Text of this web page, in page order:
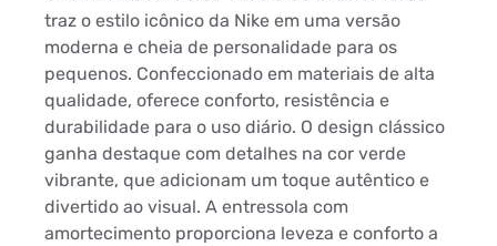
traz o estilo icônico da Nike em uma versão
moderna e cheia de personalidade para os
pequenos. Confeccionado em materiais de alta
qualidade, oferece conforto, resistência e
durabilidade para o uso diário. O design clássico
ganha destaque com detalhes na cor verde
vibrante, que adicionam um toque autêntico e
divertido ao visual. A entressola com
amortecimento proporciona leveza e conforto a